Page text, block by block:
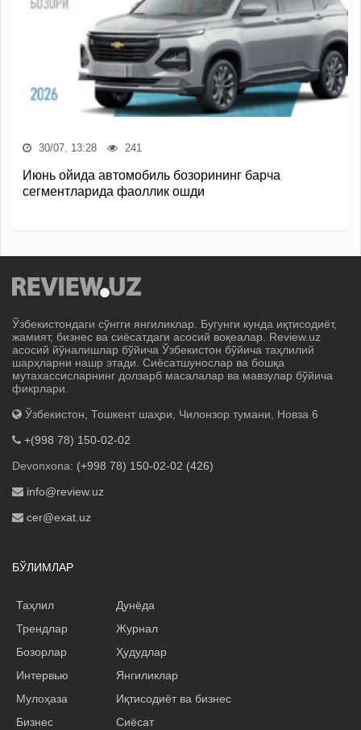
30/07, 13:28 241
Июнь ойида автомобиль бозорининг барча
сегментларида фаоллик ошди
Ўзбекистондаги сўнгги янгиликлар. Бугунги кунда иқтисодиёт,
жамият, бизнес ва сиёсатдаги асосий воқеалар. Review.uz
асосий йўналишлар бўйича Ўзбекистон бўйича таҳлилий
шарҳларни нашр этади. Сиёсатшунослар ва бошқа
мутахассисларнинг долзарб масалалар ва мавзулар бўйича
фикрлари.
Ўзбекистон, Тошкент шаҳри, Чилонзор тумани, Новза 6
+(998 78) 150-02-02
Devonxona: (+998 78) 150-02-02 (426)
info@review.uz
cer@exat.uz
БЎЛИМЛАР
Таҳлил
Трендлар
Бозорлар
Интервью
Мулоҳаза
Бизнес
Дунёда
Журнал
Ҳудудлар
Янгиликлар
Иқтисодиёт ва бизнес
Сиёсат